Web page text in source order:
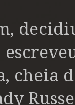
cheia